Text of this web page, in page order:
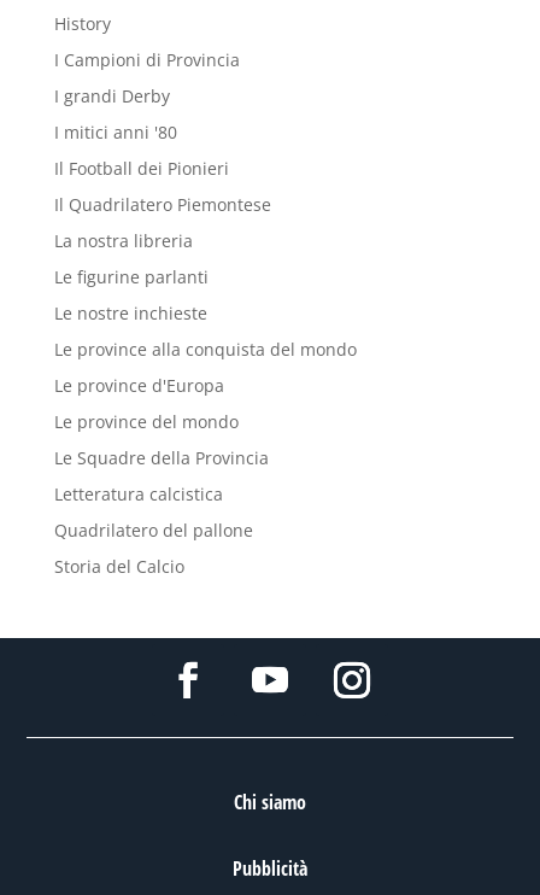
History
I Campioni di Provincia
I grandi Derby
I mitici anni '80
Il Football dei Pionieri
Il Quadrilatero Piemontese
La nostra libreria
Le figurine parlanti
Le nostre inchieste
Le province alla conquista del mondo
Le province d'Europa
Le province del mondo
Le Squadre della Provincia
Letteratura calcistica
Quadrilatero del pallone
Storia del Calcio
Chi siamo
Pubblicità